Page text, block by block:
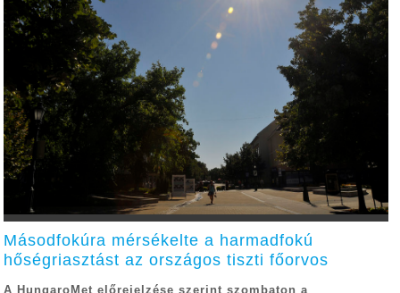
Másodfokúra mérsékelte a harmadfokú
hőségriasztást az országos tiszti főorvos
A HungaroMet előrejelzése szerint szombaton a